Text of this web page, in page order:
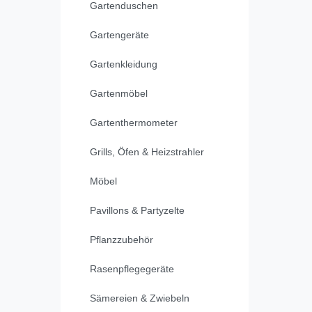
Gartenduschen
Gartengeräte
Gartenkleidung
Gartenmöbel
Gartenthermometer
Grills, Öfen & Heizstrahler
Möbel
Pavillons & Partyzelte
Pflanzzubehör
Rasenpflegegeräte
Sämereien & Zwiebeln